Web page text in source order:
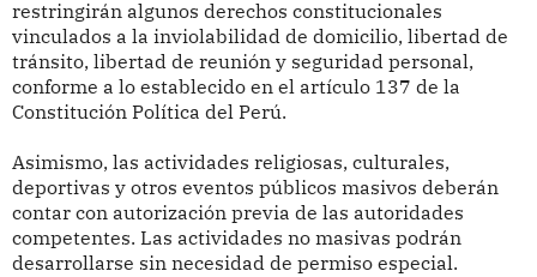
restringirán algunos derechos constitucionales
vinculados a la inviolabilidad de domicilio, libertad de
tránsito, libertad de reunión y seguridad personal,
conforme a lo establecido en el artículo 137 de la
Constitución Política del Perú.
Asimismo, las actividades religiosas, culturales,
deportivas y otros eventos públicos masivos deberán
contar con autorización previa de las autoridades
competentes. Las actividades no masivas podrán
desarrollarse sin necesidad de permiso especial.